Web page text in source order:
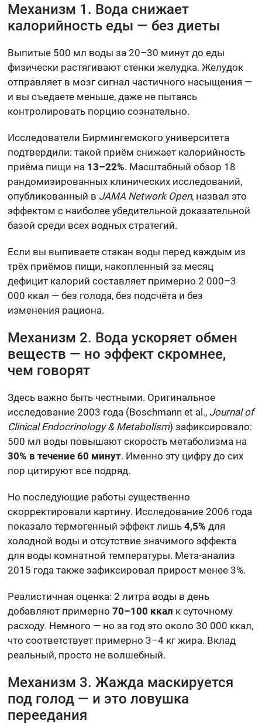
Механизм 1. Вода снижает
калорийность еды — без диеты
Выпитые 500 мл воды за 20–30 минут до еды
физически растягивают стенки желудка. Желудок
отправляет в мозг сигнал частичного насыщения —
и вы съедаете меньше, даже не пытаясь
контролировать порцию сознательно.
Исследователи Бирмингемского университета
подтвердили: такой приём снижает калорийность
приёма пищи на 13–22%. Масштабный обзор 18
рандомизированных клинических исследований,
опубликованный в JAMA Network Open, назвал это
эффектом с наиболее убедительной доказательной
базой среди всех водных стратегий.
Если вы выпиваете стакан воды перед каждым из
трёх приёмов пищи, накопленный за месяц
дефицит калорий составляет примерно 2 000–3
000 ккал — без голода, без подсчёта и без
изменения рациона.
Механизм 2. Вода ускоряет обмен
веществ — но эффект скромнее,
чем говорят
Здесь важно быть честными. Оригинальное
исследование 2003 года (Boschmann et al., Journal of
Clinical Endocrinology & Metabolism) зафиксировало:
500 мл воды повышают скорость метаболизма на
30% в течение 60 минут. Именно эту цифру до сих
пор цитируют все подряд.
Но последующие работы существенно
скорректировали картину. Исследование 2006 года
показало термогенный эффект лишь4,5% для
холодной воды и отсутствие значимого эффекта
для воды комнатной температуры. Мета-анализ
2015 года также зафиксировал прирост менее 3%.
Реалистичная оценка: 2 литра воды в день
добавляют примерно70–100 ккал к суточному
расходу. Немного — но за год это около 30 000 ккал,
что соответствует примерно 3–4 кг жира. Вклад
реальный, просто не волшебный.
Механизм 3. Жажда маскируется
под голод — и это ловушка
переедания